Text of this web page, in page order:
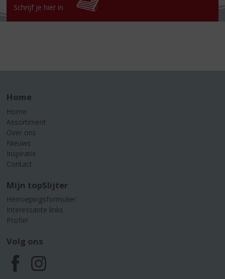
Schrijf je hier in
Home
Home
Assortiment
Over ons
Nieuws
Inspiratie
Contact
Mijn topSlijter
Herroepingsformulier
Interessante links
Profiel
Volg ons
F
I